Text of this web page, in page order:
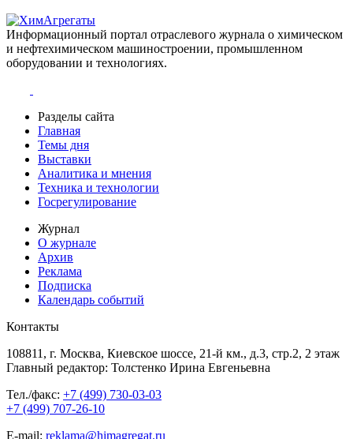
Информационный портал отраслевого журнала о химическом
и нефтехимическом машиностроении, промышленном
оборудовании и технологиях.
Разделы сайта
Главная
Темы дня
Выставки
Аналитика и мнения
Техника и технологии
Госрегулирование
Журнал
О журнале
Архив
Реклама
Подписка
Календарь событий
Контакты
108811, г. Москва, Киевское шоссе, 21-й км., д.3, стр.2, 2 этаж
Главный редактор: Толстенко Ирина Евгеньевна
Тел./факс: +7 (499) 730-03-03
+7 (499) 707-26-10
E-mail: reklama@himagregat.ru